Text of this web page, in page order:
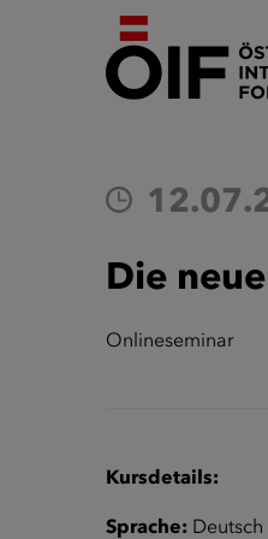
Die
Onlineseminar
Kursdetails:
Sprache: Deutsch